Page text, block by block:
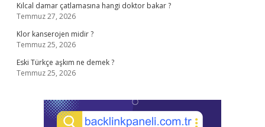
Kılcal damar çatlamasına hangi doktor bakar ?
Temmuz 27, 2026
Klor kanserojen midir ?
Temmuz 25, 2026
Eski Türkçe aşkım ne demek ?
Temmuz 25, 2026